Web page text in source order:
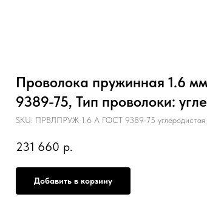
Проволока пружинная 1.6
9389-75, Тип проволоки:
SKU: ПРВЛПРУЖ 1.6 А ГОСТ 9389-75 углеродистая
231 660 р.
Добавить в корзину